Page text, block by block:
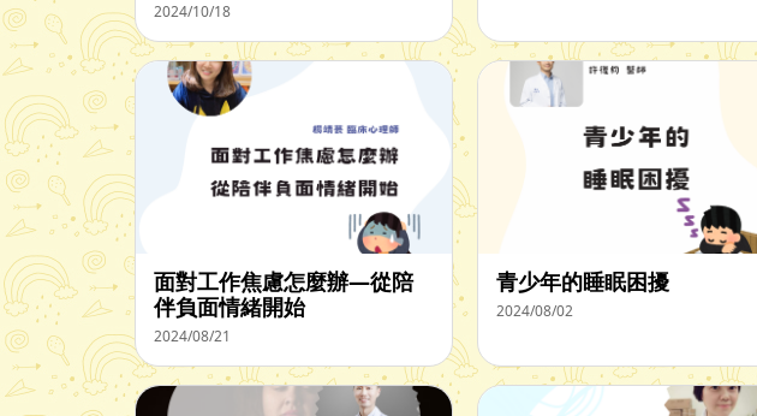
2024/10/18
面對工作焦慮怎麼辦—從陪
伴負面情緒開始
2024/08/21
青少年的睡眠困擾
2024/08/02